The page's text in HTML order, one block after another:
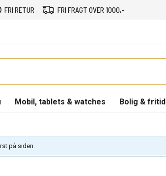
FRI RETUR FRI FRAGT OVER 1000,-
Mobil, tablets & watches Bolig & fritid
på siden.